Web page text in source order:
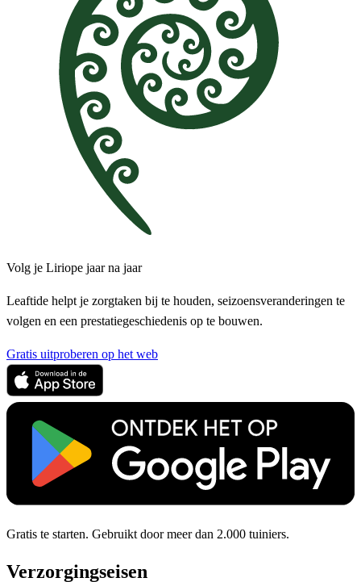
Volg je Liriope jaar na jaar
Leaftide helpt je zorgtaken bij te houden, seizoensveranderingen te
volgen en een prestatiegeschiedenis op te bouwen.
Gratis uitproberen op het web
Gratis te starten. Gebruikt door meer dan 2.000 tuiniers.
Verzorgingseisen